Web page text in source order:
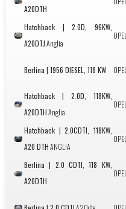
A20DTH
Hatchback | 2.0D, 96KW,
A20DTJAnglia
OPEL
Berlina | 1956 DIESEL, 118 KW OPEL
Hatchback | 2.0D, 118KW,
A20DTHAnglia
OPEL
Hatchback | 2.0CDTI, 118KW,
A20 DTHANGLIA
OPEL
Berlina | 2.0 CDTI, 118 KW,
A20DTH
OPEL